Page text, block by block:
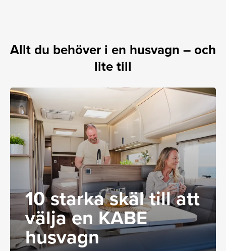
Allt du behöver i en husvagn – och
lite till
10 starka skäl till att
välja en KABE
husvagn